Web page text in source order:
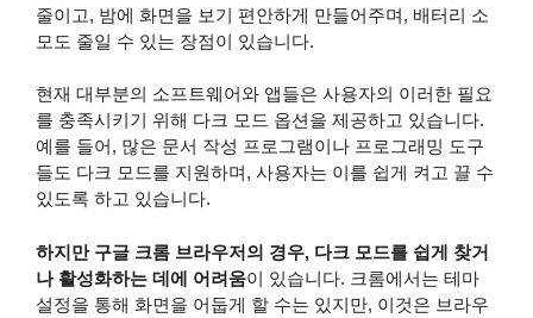
줄이고, 밤에 화면을 보기 편안하게 만들어주며, 배터리 소
모도 줄일 수 있는 장점이 있습니다.
현재 대부분의 소프트웨어와 앱들은 사용자의 이러한 필요
를 충족시키기 위해 다크 모드 옵션을 제공하고 있습니다.
예를 들어, 많은 문서 작성 프로그램이나 프로그래밍 도구
들도 다크 모드를 지원하며, 사용자는 이를 쉽게 켜고 끌 수
있도록 하고 있습니다.
하지만 구글 크롬 브라우저의 경우, 다크 모드를 쉽게 찾거
나 활성화하는 데에 어려움이 있습니다. 크롬에서는 테마
설정을 통해 화면을 어둡게 할 수는 있지만, 이것은 브라우